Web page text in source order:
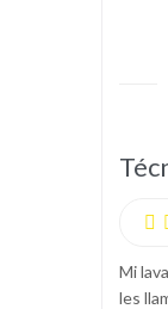

Mi
les